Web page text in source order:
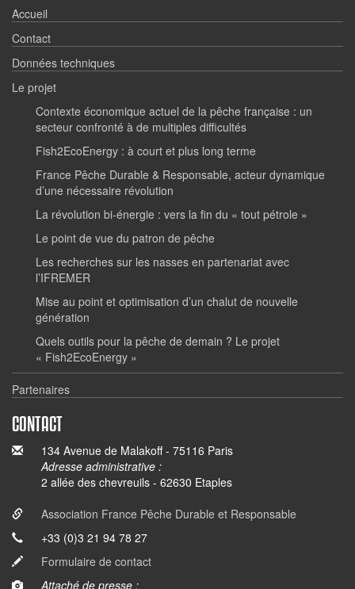
Accueil
Contact
Données techniques
Le projet
Contexte économique actuel de la pêche française : un
secteur confronté à de multiples difficultés
Fish2EcoEnergy : à court et plus long terme
France Pêche Durable & Responsable, acteur dynamique
d’une nécessaire révolution
La révolution bi-énergie : vers la fin du « tout pétrole »
Le point de vue du patron de pêche
Les recherches sur les nasses en partenariat avec
l’IFREMER
Mise au point et optimisation d’un chalut de nouvelle
génération
Quels outils pour la pêche de demain ? Le projet
« Fish2EcoEnergy »
Partenaires
CONTACT
134 Avenue de Malakoff - 75116 Paris
Adresse administrative :
2 allée des chevreuils - 62630 Etaples
Association France Pêche Durable et Responsable
+33 (0)3 21 94 78 27
Formulaire de contact
Attaché de presse :